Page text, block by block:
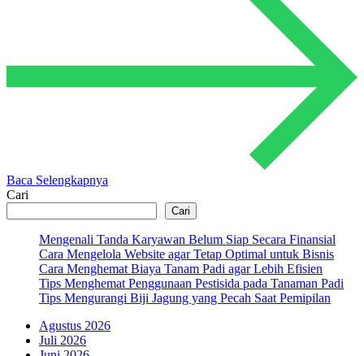
Baca Selengkapnya
Cari
Cari
Mengenali Tanda Karyawan Belum Siap Secara Finansial
Cara Mengelola Website agar Tetap Optimal untuk Bisnis
Cara Menghemat Biaya Tanam Padi agar Lebih Efisien
Tips Menghemat Penggunaan Pestisida pada Tanaman Padi
Tips Mengurangi Biji Jagung yang Pecah Saat Pemipilan
Agustus 2026
Juli 2026